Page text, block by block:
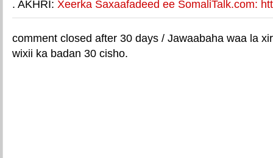
. AKHRI: Xeerka Saxaafadeed ee SomaliTalk.com:
comment closed after 30 days / Jawaabaha waa la
wixii ka badan 30 cisho.